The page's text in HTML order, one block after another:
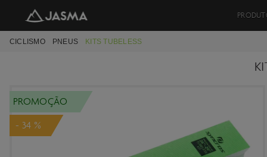
CICLISMO PNEUS KITS TUBELESS
PROMOÇÃO
- 34 %